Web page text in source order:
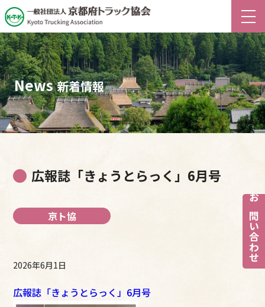
お問い合わせ
News 新着情報
広報誌「きょうとらっく」6月号
京ト協
2026年6月1日
広報誌「きょうとらっく」6月号